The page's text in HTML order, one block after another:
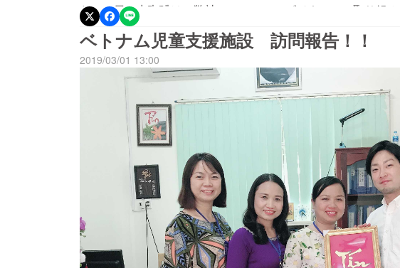
た！！日の出珈琲は、弊社のソーシャルビジネスへの取り組
皆様に伝えてきました！！私は21歳の頃、放浪に憧れを抱き
パッカーの旅に出ました。特に目的もなく、行き先も決めずに
いたころ、児童養護施設のボランティア活動募集の投稿をイ
を訪問し、そこで過酷な環境を目の当たりにした体験が、こ
食糧不足、教材もなければ、遊具もない現実。さらに、子供
トラウマ…、方や満面の笑顔、日本では感じることがなかっ
さ”を感じました。気がつけば、１週間の予定が2か月間も経
護施設のボランティア活動で目の当たりにした現実を知り、
２．ベトナム珈琲農園とのご縁にて事業が始まったこと。 ３
を行ったこと。 この３点から、私たちのミッションは、日の
とする世界各国に展開し、その利益によってベトナムの児童
ことです。救うことなどは、できません。しかし微力ながら支
ベトナム児童支援施設 訪問報告！！
2019/03/01 13:00